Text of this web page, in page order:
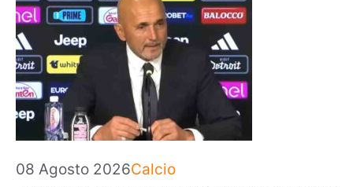
08 Agosto 2026Categorie
Calcio